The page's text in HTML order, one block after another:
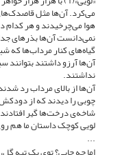
می‌کرد. آن‌ها مثل
هوا می‌چرخیدند و هر
نمی‌دانست آن‌ها بذرهای
گیاه‌های کنار مرداب‌ها که
آن‌ها آرزو داشتند
نداشتند.
آن‌ها از بالای مرداب رد
چوبی را دیدند که از
شاخه‌ی درخت‌ها گیر
لویی کوچک داستان ما هم
...